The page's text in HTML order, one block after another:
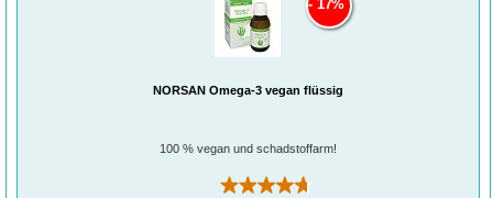
NORSAN Omega-3 vegan flüssig
100 % vegan und schadstoffarm!
(140)
17%